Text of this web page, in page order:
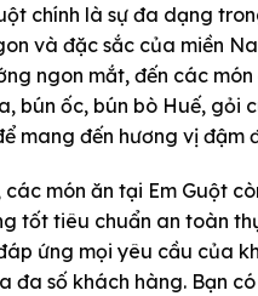
chính là sự đa dạng
và đặc sắc của miền
ngon mắt, đến các
bún ốc, bún bò Huế, gỏi
mang đến hương vị đậm
món ăn tại Em Guột
tốt tiêu chuẩn an toàn
ứng mọi yêu cầu của
đa số khách hàng. Bạn